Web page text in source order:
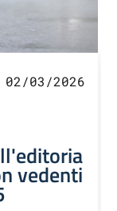
02/03/2026
vedenti